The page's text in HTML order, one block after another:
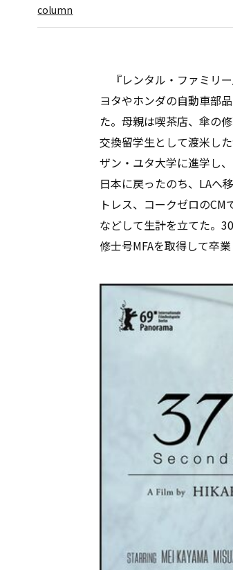
column
『レンタル・ファミリ
ヨタやホンダの自動車部
た。母親は喫茶店、傘の
交換留学生として渡米し
ザン・ユタ大学に進学し
日本に戻ったのち、LAへ
トレス、コークゼロの
などして生計を立てた。
修士号MFAを取得して卒業